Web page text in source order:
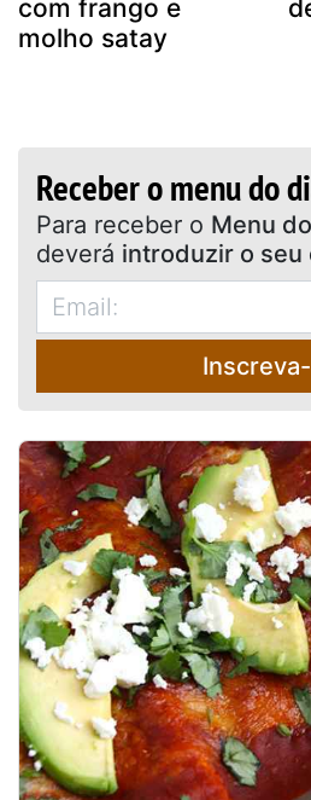
com frango e
molho satay
Receber o menu do
Para receber o Menu
deverá introduzir o seu